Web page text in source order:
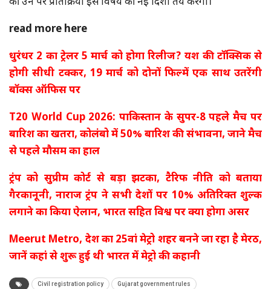
read more here
धुरंधर 2 का ट्रेलर 5 मार्च को होगा रिलीज? यश की टॉक्सिक से
होगी सीधी टक्कर, 19 मार्च को दोनों फिल्में एक साथ उतरेंगी
बॉक्स ऑफिस पर
T20 World Cup 2026: पाकिस्तान के सुपर-8 पहले मैच पर
बारिश का खतरा, कोलंबो में 50% बारिश की संभावना, जाने मैच
से पहले मौसम का हाल
ट्रंप को सुप्रीम कोर्ट से बड़ा झटका, टैरिफ नीति को बताया
गैरकानूनी, नाराज ट्रंप ने सभी देशों पर 10% अतिरिक्त शुल्क
लगाने का किया ऐलान, भारत सहित विश्व पर क्या होगा असर
Meerut Metro, देश का 25वां मेट्रो शहर बनने जा रहा है मेरठ,
जानें कहां से शुरू हुई थी भारत में मेट्रो की कहानी
Civil registration policy Gujarat government rules